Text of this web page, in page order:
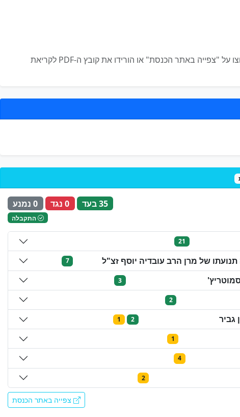
לא קיים תיאור מפורט להצעה זו. לחצו על "צפייה באתר הכנסת" או הורידו את קובץ ה-PDF לקריאת
35 בעד 0 נגד 0 נמנע
התקבלה
21
של מרן הרב עובדיה יוסף זצ"ל 7
3
2
גביר 2
1
1
4
2
צפייה באתר הכנסת